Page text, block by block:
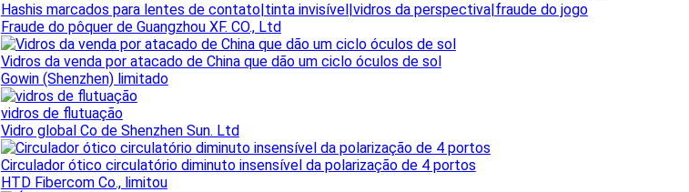
Hashis marcados para lentes de contato|tinta invisível|vidros da perspectiva|fraude do jogo
Fraude do pôquer de Guangzhou XF. CO., Ltd
Vidros da venda por atacado de China que dão um ciclo óculos de sol
Gowin (Shenzhen) limitado
vidros de flutuação
Vidro global Co de Shenzhen Sun. Ltd
Circulador ótico circulatório diminuto insensível da polarização de 4 portos
HTD Fibercom Co., limitou